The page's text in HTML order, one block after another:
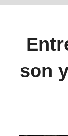
son